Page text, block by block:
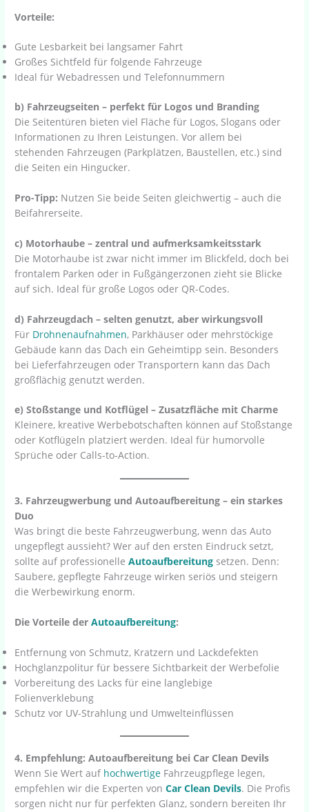
Vorteile:
Gute Lesbarkeit bei langsamer Fahrt
Großes Sichtfeld für folgende Fahrzeuge
Ideal für Webadressen und Telefonnummern
b) Fahrzeugseiten – perfekt für Logos und Branding
Die Seitentüren bieten viel Fläche für Logos, Slogans oder
Informationen zu Ihren Leistungen. Vor allem bei
stehenden Fahrzeugen (Parkplätzen, Baustellen, etc.) sind
die Seiten ein Hingucker.
Pro-Tipp: Nutzen Sie beide Seiten gleichwertig – auch die
Beifahrerseite.
c) Motorhaube – zentral und aufmerksamkeitsstark
Die Motorhaube ist zwar nicht immer im Blickfeld, doch bei
frontalem Parken oder in Fußgängerzonen zieht sie Blicke
auf sich. Ideal für große Logos oder QR-Codes.
d) Fahrzeugdach – selten genutzt, aber wirkungsvoll
Für Drohnenaufnahmen, Parkhäuser oder mehrstöckige
Gebäude kann das Dach ein Geheimtipp sein. Besonders
bei Lieferfahrzeugen oder Transportern kann das Dach
großflächig genutzt werden.
e) Stoßstange und Kotflügel – Zusatzfläche mit Charme
Kleinere, kreative Werbebotschaften können auf Stoßstange
oder Kotflügeln platziert werden. Ideal für humorvolle
Sprüche oder Calls-to-Action.
3. Fahrzeugwerbung und Autoaufbereitung – ein starkes
Duo
Was bringt die beste Fahrzeugwerbung, wenn das Auto
ungepflegt aussieht? Wer auf den ersten Eindruck setzt,
sollte auf professionelleAutoaufbereitung setzen. Denn:
Saubere, gepflegte Fahrzeuge wirken seriös und steigern
die Werbewirkung enorm.
Die Vorteile derAutoaufbereitung:
Entfernung von Schmutz, Kratzern und Lackdefekten
Hochglanzpolitur für bessere Sichtbarkeit der Werbefolie
Vorbereitung des Lacks für eine langlebige
Folienverklebung
Schutz vor UV-Strahlung und Umwelteinflüssen
4. Empfehlung: Autoaufbereitung bei Car Clean Devils
Wenn Sie Wert auf hochwertige Fahrzeugpflege legen,
empfehlen wir die Experten vonCar Clean Devils. Die Profis
sorgen nicht nur für perfekten Glanz, sondern bereiten Ihr